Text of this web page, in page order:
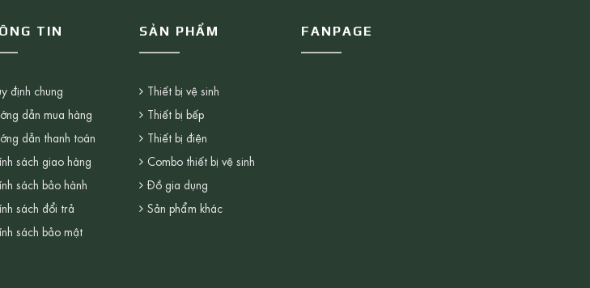
TIN
định chung
dẫn mua hàng
dẫn thanh toán
sách giao hàng
sách bảo hành
sách đổi trả
sách bảo mật
SẢN PHẨM
Thiết bị vệ sinh
Thiết bị bếp
Thiết bị điện
Combo thiết bị vệ sinh
Đồ gia dụng
Sản phẩm khác
FANPAGE